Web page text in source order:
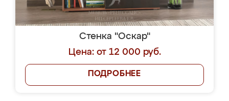
Стенка "Оскар"
Цена: от 12 000 руб.
ПОДРОБНЕЕ